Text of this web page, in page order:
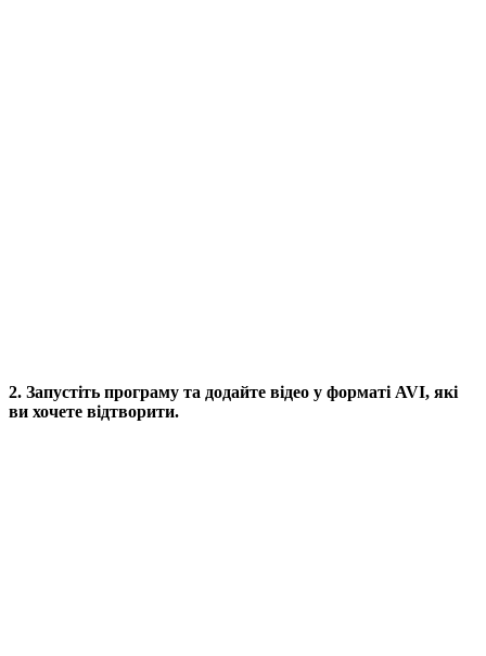
2. Запустіть програму та додайте відео у форматі AVI, які
ви хочете відтворити.